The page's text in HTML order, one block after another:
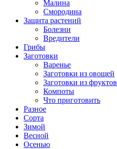
Малина
Смородина
Защита растений
Болезни
Вредители
Грибы
Заготовки
Варенье
Заготовки из овощей
Заготовки из фруктов
Компоты
Что приготовить
Разное
Сорта
Зимой
Весной
Осенью